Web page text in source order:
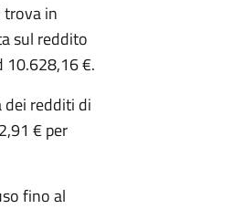
trova in
sul reddito
10.628,16 €.
redditi di
€ per
fino al